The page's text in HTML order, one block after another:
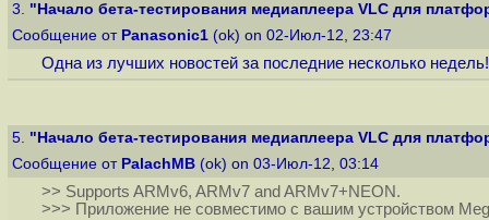
3. "Начало бета-тестирования медиаплеера VLC для
Сообщение от Panasonic1 (ok) on 02-Июл-12, 23:47
Одна из лучших новостей за последние несколько недель!
5. "Начало бета-тестирования медиаплеера VLC для
Сообщение от PalachMB (ok) on 03-Июл-12, 03:14
>> Supports ARMv6, ARMv7 and ARMv7+NEON.
>>> Приложение не совместимо с вашим устройством